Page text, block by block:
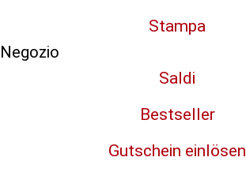
Stampa
Negozio
Saldi
Bestseller
Gutschein einlösen